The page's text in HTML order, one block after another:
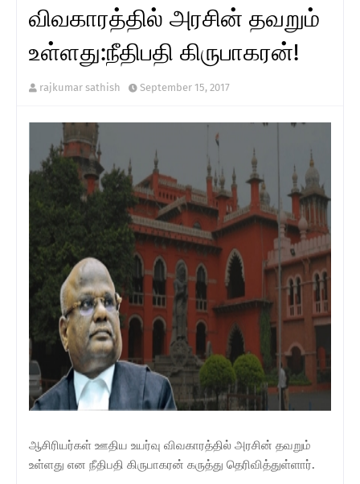
விவகாரத்தில் அரசின் தவறும்
உள்ளது:நீதிபதி கிருபாகரன்!
rajkumar sathish September 15, 2017
ஆசிரியர்கள் ஊதிய உயர்வு விவகாரத்தில் அரசின் தவறும்
உள்ளது என நீதிபதி கிருபாகரன் கருத்து தெரிவித்துள்ளார்.